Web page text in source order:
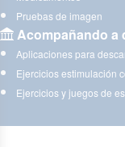
Pruebas de imagen
Acompañando a
Aplicaciones para
Ejercicios estimulación
Ejercicios y juegos de